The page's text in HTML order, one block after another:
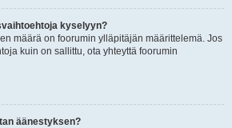
kyselyyn?
määrä on foorumin ylläpitäjän määrittelemä. Jos
kuin on sallittu, ota yhteyttä foorumin
äänestyksen?